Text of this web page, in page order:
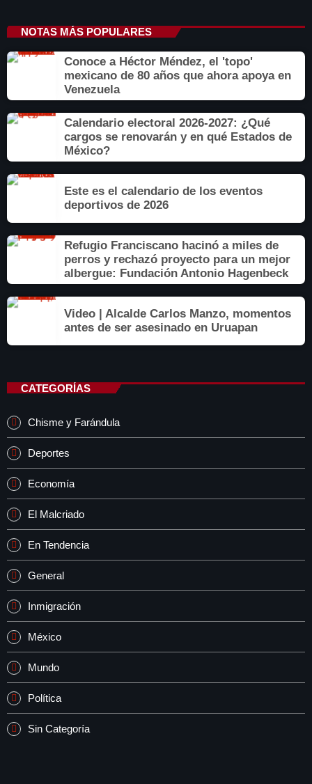
NOTAS MÁS POPULARES
Conoce a Héctor Méndez, el 'topo'
mexicano de 80 años que ahora apoya en
Venezuela
Calendario electoral 2026-2027: ¿Qué
cargos se renovarán y en qué Estados de
México?
Este es el calendario de los eventos
deportivos de 2026
Refugio Franciscano hacinó a miles de
perros y rechazó proyecto para un mejor
albergue: Fundación Antonio Hagenbeck
Video | Alcalde Carlos Manzo, momentos
antes de ser asesinado en Uruapan
CATEGORÍAS
Chisme y Farándula
Deportes
Economía
El Malcriado
En Tendencia
General
Inmigración
México
Mundo
Política
Sin Categoría